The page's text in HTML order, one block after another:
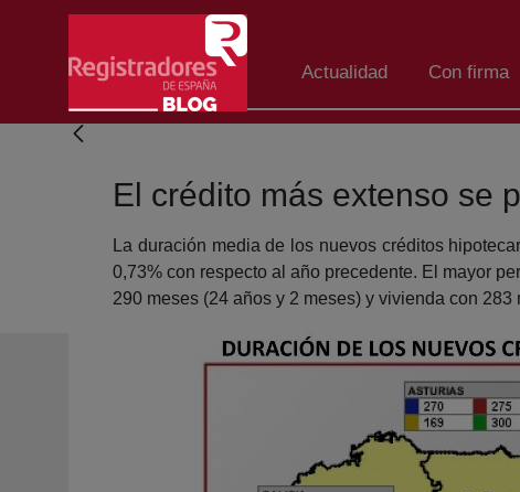
Skip to Main Content
Actualidad Con firma
El crédito más extenso se
La duración media de los nuevos créditos
0,73% con respecto al año precedente. El mayor
290 meses (24 años y 2 meses) y vivienda con 283